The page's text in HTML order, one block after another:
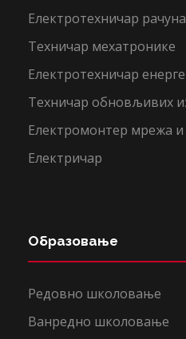
Електротехничар
Техничар мехатронике
Електротехничар
Техничар обновљивих
Електромонтер мрежа и
Електричар
Образовање
Редовно школовање
Ванредно школовање